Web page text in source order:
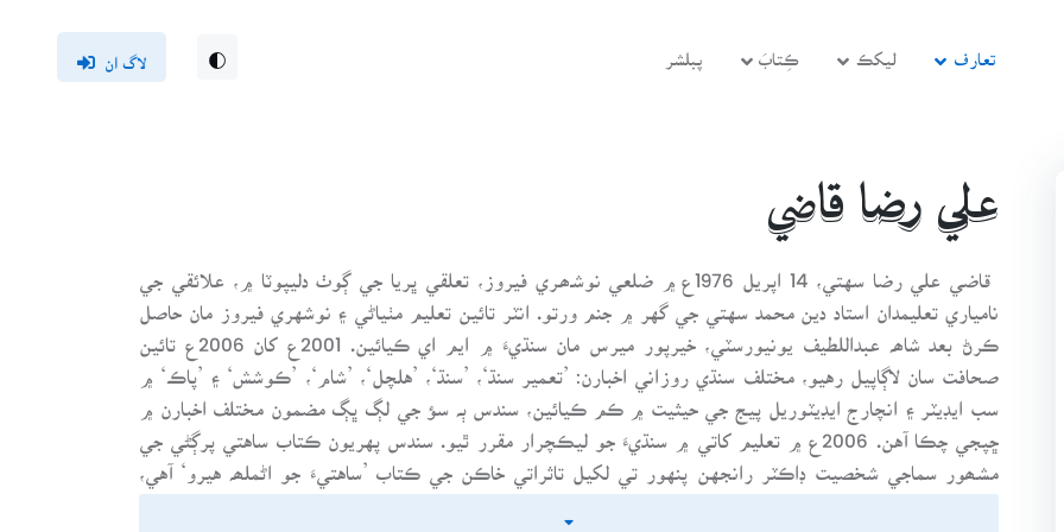
تعارف ليکڪ ڪِتابَ پبلشر لاگ ان
علي رضا قاضي
قاضي علي رضا سهتي، 14 اپريل 1976ع ۾ ضلعي نوشـﮬـري فيروز، تعلقي ڀريا جي ڳوٺ دليپوٽا ۾، علائقي جي
نامياري تعليمدان استاد دين محمد سهتي جي گهر ۾ جنم ورتو. انٽر تائين تعليم مٺياڻي ۽ نوشهري فيروز مان حاصل
ڪرڻ بعد شاھہ عبداللطيف يونيورسٽي، خيرپور ميرس مان سنڌيءَ ۾ ايم اي ڪيائين. 2001ع کان 2006ع تائين
صحافت سان لاڳاپيل رهيو، مختلف سنڌي روزاني اخبارن: ’تعمير سنڌ‘، ’سنڌ‘، ’هلچل‘، ’شام‘، ’ڪوشش‘ ۽ ’پاڪ‘ ۾
سب ايڊيٽر ۽ انچارج ايڊيٽوريل پيج جي حيثيت ۾ ڪم ڪيائين، سندس ٻہ سؤ جي لڳ ڀڳ مضمون مختلف اخبارن ۾
ڇپجي چڪا آهن. 2006ع ۾ تعليم کاتي ۾ سنڌيءَ جو ليڪچرار مقرر ٿيو. سندس پهريون ڪتاب ساهتي پرڳڻي جي
مشھور سماجي شخصيت ڊاڪٽر رانجهن پنهور تي لکيل تاثراتي خاڪن جي ڪتاب ’ساهتيءَ جو اڻملھہ هيرو‘ آهي،
جيڪو 2008ع ۾ گل پنهور پبليڪيشن ڳوٺ گل محمد پنهور طرفان ڇپجي پڌرو ٿيو. 2012ع ۾ ساهتيءَ جي تاريخي
شـﮬـر ٺاروشاه تي لکيل دستاويزي ڪتاب: ’ٺاروشاه 9 ڪلوميٽر‘ لکيائين؛ جيڪو ’علي پبليڪيشن ٺاروشاه‘ طرفان